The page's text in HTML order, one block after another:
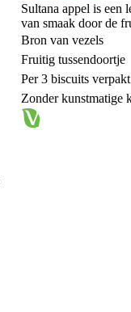
Sultana appel is
van smaak door de
Bron van vezels
Fruitig tussendoortje
Per 3 biscuits verpakt
Zonder kunstmatige